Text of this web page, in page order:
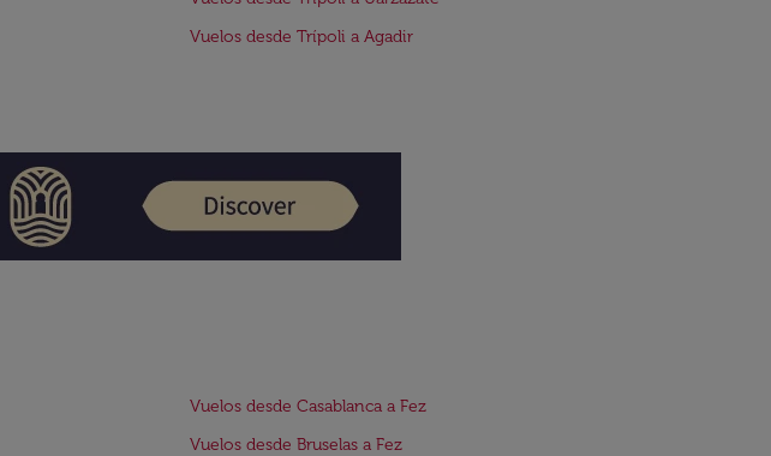
Vuelos desde Trípoli a Agadir
Vuelos desde Casablanca a Fez
Vuelos desde Bruselas a Fez